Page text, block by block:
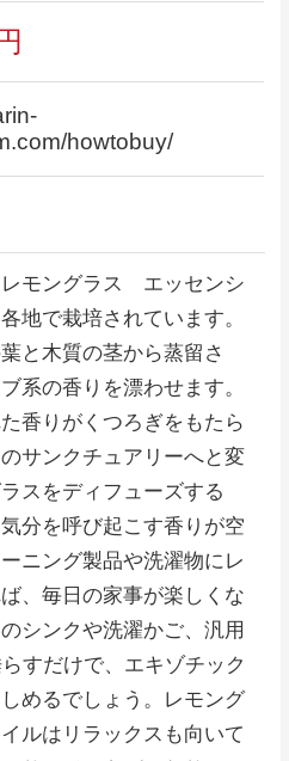
howtobuy/
モングラス エッセンシ
地で栽培されています。
と木質の茎から蒸留さ
系の香りを漂わせます。
香りがくつろぎをもたら
サンクチュアリーへと変
スをディフューズする
分を呼び起こす香りが空
ニング製品や洗濯物にレ
、毎日の家事が楽しくな
シンクや洗濯かご、汎用
すだけで、エキゾチック
めるでしょう。レモング
ルはリラックスも向いて